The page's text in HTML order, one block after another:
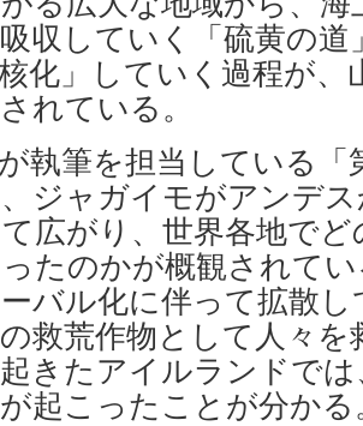
収していく「硫黄の
化」していく過程が、
れている。
執筆を担当している
ジャガイモがアンデ
広がり、世界各地で
たのかが概観されて
バル化に伴って拡散
救荒作物として人々
きたアイルランドで
起こったことが分かる